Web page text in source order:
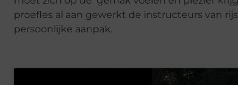
proefles al aan gewerkt de instructeurs van
persoonlijke aanpak.